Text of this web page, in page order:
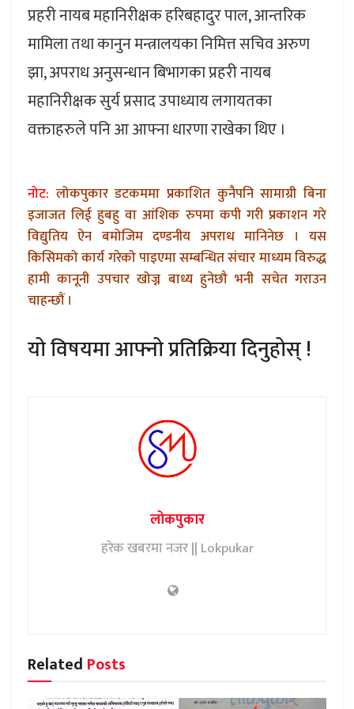
प्रहरी नायब महानिरीक्षक हरिबहादुर पाल, आन्तरिक
मामिला तथा कानुन मन्त्रालयका निमित्त सचिव अरुण
झा, अपराध अनुसन्धान बिभागका प्रहरी नायब
महानिरीक्षक सुर्य प्रसाद उपाध्याय लगायतका
वक्ताहरुले पनि आ आफ्ना धारणा राखेका थिए ।
नोट: लोकपुकार डटकममा प्रकाशित कुनैपनि सामाग्री बिना
इजाजत लिई हुबहु वा आंशिक रुपमा कपी गरी प्रकाशन गरे
विद्युतिय ऐन बमोजिम दण्डनीय अपराध मानिनेछ । यस
किसिमको कार्य गरेको पाइएमा सम्बन्धित संचार माध्यम विरुद्ध
हामी कानूनी उपचार खोज्न बाध्य हुनेछौ भनी सचेत गराउन
चाहन्छौं ।
यो विषयमा आफ्नो प्रतिक्रिया दिनुहोस् !
लोकपुकार
हरेक खबरमा नजर || Lokpukar
Related Posts